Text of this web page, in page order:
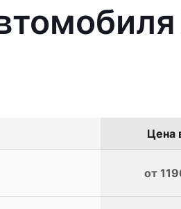
Цена
от